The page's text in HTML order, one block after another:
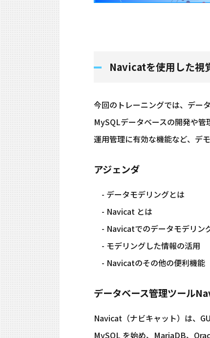
Navicatを使用した視
今回のトレーニングでは、デー
MySQLデータベースの開発や管
運用管理に有効な機能など、デ
アジェンダ
- データモデリングとは
- Navicat とは
- Navicatでのデータモデリン
- モデリングした情報の活用
- Navicatのその他の便利機能
データベース管理ツール
Navicat（ナビキャット）は、
MySQL を始め、MariaDB、